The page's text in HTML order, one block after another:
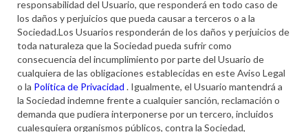
responsabilidad del Usuario, que responderá en todo caso de
los daños y perjuicios que pueda causar a terceros o a la
Sociedad.Los Usuarios responderán de los daños y perjuicios de
toda naturaleza que la Sociedad pueda sufrir como
consecuencia del incumplimiento por parte del Usuario de
cualquiera de las obligaciones establecidas en este Aviso Legal
o la Política de Privacidad . Igualmente, el Usuario mantendrá a
la Sociedad indemne frente a cualquier sanción, reclamación o
demanda que pudiera interponerse por un tercero, incluidos
cualesquiera organismos públicos, contra la Sociedad,